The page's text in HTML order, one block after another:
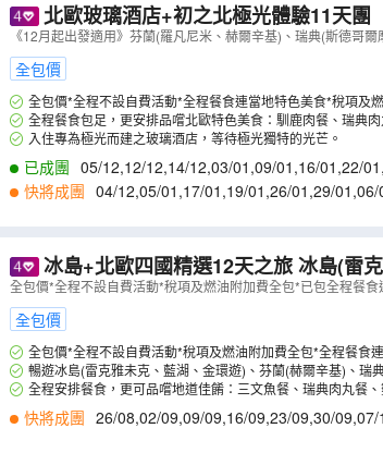
北歐玻璃酒店+初之北極光體驗11天
旅、乘哈士奇狗拉車及馴鹿拉車、一次過
科學博物館、石中教堂、費德烈城堡
《12月起出發適用》芬蘭(羅凡尼米、赫爾辛基)、瑞典(斯德哥
全包價
全包價*全程不設自費活動*全程餐食連當地特色美食*稅項及
全程餐食包足，更安排品嚐北歐特色美食：馴鹿肉餐、瑞典
入住專為極光而建之玻璃酒店，等待極光獨特的光芒。
已成團 05/12,12/12,14/12,03/01 ,09/01 ,16/01 ,22/01 ,
快將成團 04/12,05/01 ,17/01 ,19/01 ,26/01 ,29/01 ,06/
冰島+北歐四國精選12天之旅 冰島(雷
基)、瑞典(斯德哥爾摩)、挪威(奧斯陸)、丹
全包價*全程不設自費活動*稅項及燃油附加費全包*已包全程餐
全包價
全包價*全程不設自費活動*稅項及燃油附加費全包*全程餐食
暢遊冰島(雷克雅未克、藍湖、金環遊)、芬蘭(赫爾辛基)、瑞
全程安排餐食，更可品嚐地道佳餚：三文魚餐、瑞典肉丸餐
快將成團 26/08,02/09,09/09,16/09,23/09,30/09,07/